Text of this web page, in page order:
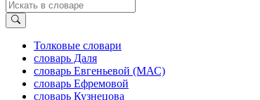
Толковые словари
словарь Даля
словарь Евгеньевой (МАС)
словарь Ефремовой
словарь Кузнецова